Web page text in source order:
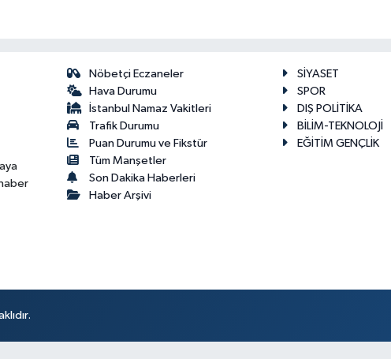
Nöbetçi Eczaneler
Hava Durumu
İstanbul Namaz Vakitleri
Trafik Durumu
Puan Durumu ve Fikstür
Tüm Manşetler
Son Dakika Haberleri
Haber Arşivi
SİYASET
SPOR
DIŞ POLİTİKA
BİLİM-TEKNOLOJİ
EĞİTİM GENÇLİK